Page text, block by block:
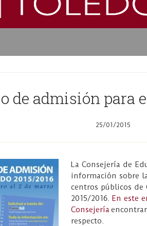
de admisión para
25/01/2015
La Consejería de
información sobre
centros públicos de
2015/2016. En este
Consejería
respecto.